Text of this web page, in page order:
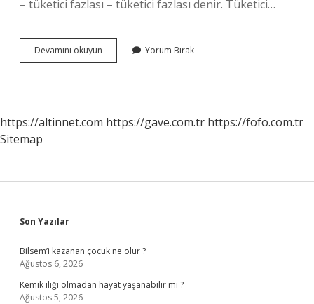
– tüketici fazlası – tüketici fazlası denir. Tüketici…
Devamını okuyun
Rantı
Yorum Bırak
https://altinnet.com https://gave.com.tr https://fofo.com.tr
Sitemap
Sidebar
Son Yazılar
Bilsem’i kazanan çocuk ne olur ?
Ağustos 6, 2026
Kemik iliği olmadan hayat yaşanabilir mi ?
Ağustos 5, 2026